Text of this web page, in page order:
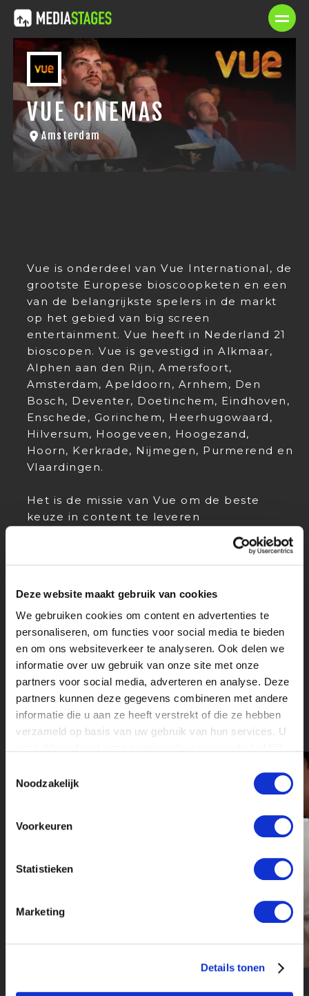
Deze website maakt gebruik van cookies
We gebruiken cookies om content en advertenties te
personaliseren, om functies voor social media te bieden
en om ons websiteverkeer te analyseren. Ook delen we
informatie over uw gebruik van onze site met onze
partners voor social media, adverteren en analyse. Deze
partners kunnen deze gegevens combineren met andere
informatie die u aan ze heeft verstrekt of die ze hebben
verzameld op basis van uw gebruik van hun services. U
Noodzakelijk
Voorkeuren
Statistieken
Marketing
Details tonen
VUE CINEMAS
Amsterdam
Vue is onderdeel van Vue International, de
grootste Europese bioscoopketen en een
van de belangrijkste spelers in de markt
op het gebied van big screen
entertainment. Vue heeft in Nederland 21
bioscopen. Vue is gevestigd in Alkmaar,
Alphen aan den Rijn, Amersfoort,
Amsterdam, Apeldoorn, Arnhem, Den
Bosch, Deventer, Doetinchem, Eindhoven,
Enschede, Gorinchem, Heerhugowaard,
Hilversum, Hoogeveen, Hoogezand,
Hoorn, Kerkrade, Nijmegen, Purmerend en
Vlaardingen.
Het is de missie van Vue om de beste
keuze in content te leveren
gecombineerd met de beste technologie
in de beste omgeving. Groei en innovatie
zorgen voor een continue ontwikkeling en
entertainment ervaring.
Bij Vue staat de optimale filmbeleving
centraal. In een warme omgeving wordt
iedereen een unieke beleving geboden;
van een gastvrij ontvangst naar het beste
in beeld, geluid en de meest comfortabele
stoelen.